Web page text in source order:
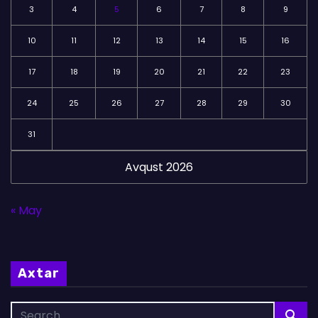
Avqust 2026
3 4 5 6 7 8 9
10 11 12 13 14 15 16
17 18 19 20 21 22 23
24 25 26 27 28 29 30
31
« May
Axtar